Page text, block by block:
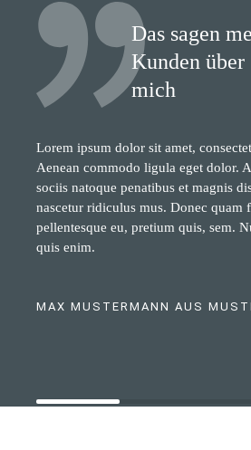
Das sagen
Kunden über
mich
Lorem ipsum dolor sit amet,
Aenean commodo ligula eget dolor.
sociis natoque penatibus et magnis
nascetur ridiculus mus. Donec quam
pellentesque eu, pretium quis, sem.
quis enim.
MAX MUSTERMANN AUS